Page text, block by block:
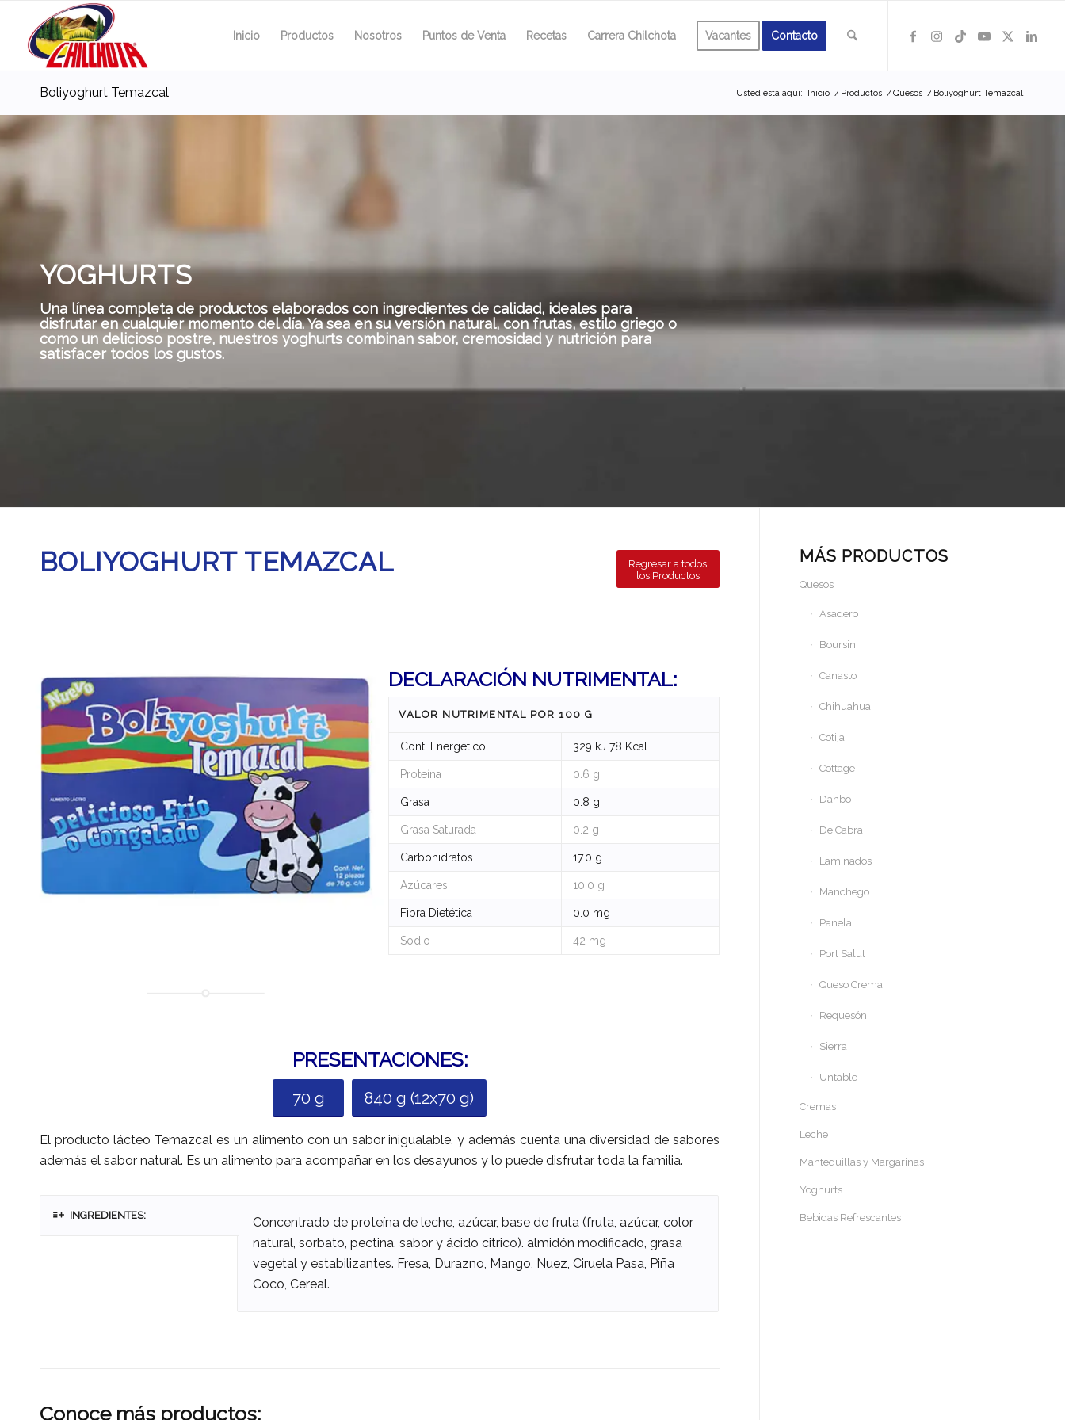
Inicio Productos Nosotros Puntos de Venta Recetas Carrera Chilchota Vacantes Contacto
Boliyoghurt Temazcal Usted está aquí: Inicio / Productos / Quesos / Boliyoghurt Temazcal
YOGHURTS
Una línea completa de productos elaborados con ingredientes de calidad, ideales para
disfrutar en cualquier momento del día. Ya sea en su versión natural, con frutas, estilo griego o
como un delicioso postre, nuestros yoghurts combinan sabor, cremosidad y nutrición para
satisfacer todos los gustos.
BOLIYOGHURT TEMAZCAL
Regresar a todos
los Productos
DECLARACIÓN NUTRIMENTAL:
VALOR NUTRIMENTAL POR 100 G
Cont. Energético 329 kJ 78 Kcal
Proteína 0.6 g
Grasa 0.8 g
Grasa Saturada 0.2 g
Carbohidratos 17.0 g
Azúcares 10.0 g
Fibra Dietética 0.0 mg
Sodio 42 mg
PRESENTACIONES:
70 g 840 g (12x70 g)
El producto lácteo Temazcal es un alimento con un sabor inigualable, y además cuenta una diversidad de sabores
además el sabor natural. Es un alimento para acompañar en los desayunos y lo puede disfrutar toda la familia.
INGREDIENTES:
Concentrado de proteína de leche, azúcar, base de fruta (fruta, azúcar, color
natural, sorbato, pectina, sabor y ácido citrico). almidón modificado, grasa
vegetal y estabilizantes. Fresa, Durazno, Mango, Nuez, Ciruela Pasa, Piña
Coco, Cereal.
Conoce más productos:
MÁS PRODUCTOS
Quesos
Asadero
Boursin
Canasto
Chihuahua
Cotija
Cottage
Danbo
De Cabra
Laminados
Manchego
Panela
Port Salut
Queso Crema
Requesón
Sierra
Untable
Cremas
Leche
Mantequillas y Margarinas
Yoghurts
Bebidas Refrescantes